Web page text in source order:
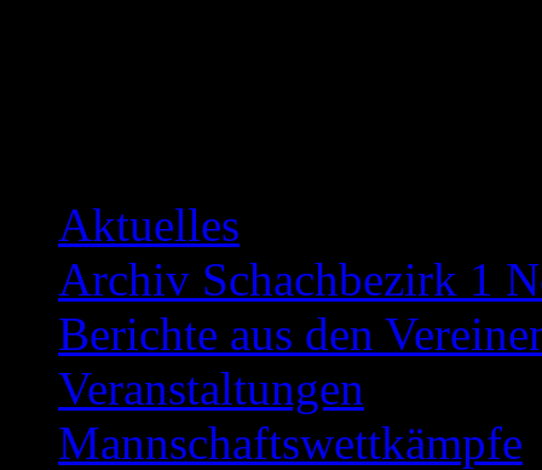
Aktuelles
Archiv Schachbezirk 1
Berichte aus den
Veranstaltungen
Mannschaftswettkämpfe